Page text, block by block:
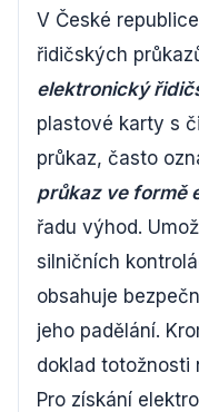
V České
řidičských
elektronický
plastové karty s
průkaz, často
průkaz ve formě
řadu výhod.
silničních
obsahuje
jeho padělání.
doklad totožnosti
Pro získání